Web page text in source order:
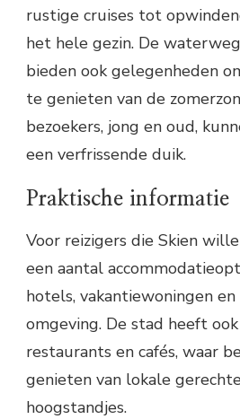
rustige cruises tot
het hele gezin. De
bieden ook gelegenheden
te genieten van de
bezoekers, jong en oud,
een verfrissende duik.
Praktische informatie
Voor reizigers die Skien
een aantal
hotels, vakantiewoningen
omgeving. De stad heeft ook
restaurants en cafés, waar
genieten van lokale
hoogstandjes.